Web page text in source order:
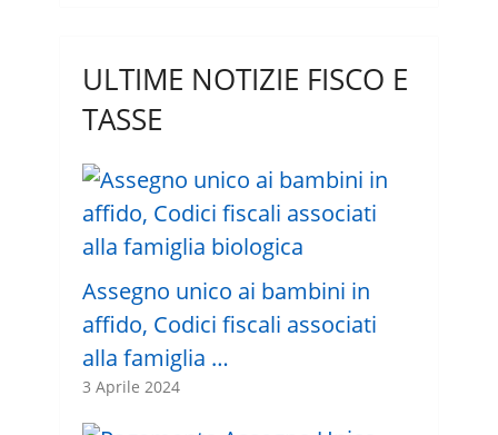
ULTIME NOTIZIE FISCO E
TASSE
Assegno unico ai bambini in
affido, Codici fiscali associati
alla famiglia …
3 Aprile 2024